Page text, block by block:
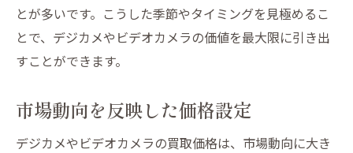
とが多いです。こうした季節やタイミングを見極めるこ
とで、デジカメやビデオカメラの価値を最大限に引き出
すことができます。
市場動向を反映した価格設定
デジカメやビデオカメラの買取価格は、市場動向に大き